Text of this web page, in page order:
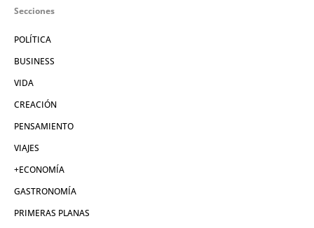
Secciones
POLÍTICA
BUSINESS
VIDA
CREACIÓN
PENSAMIENTO
VIAJES
+ECONOMÍA
GASTRONOMÍA
PRIMERAS PLANAS